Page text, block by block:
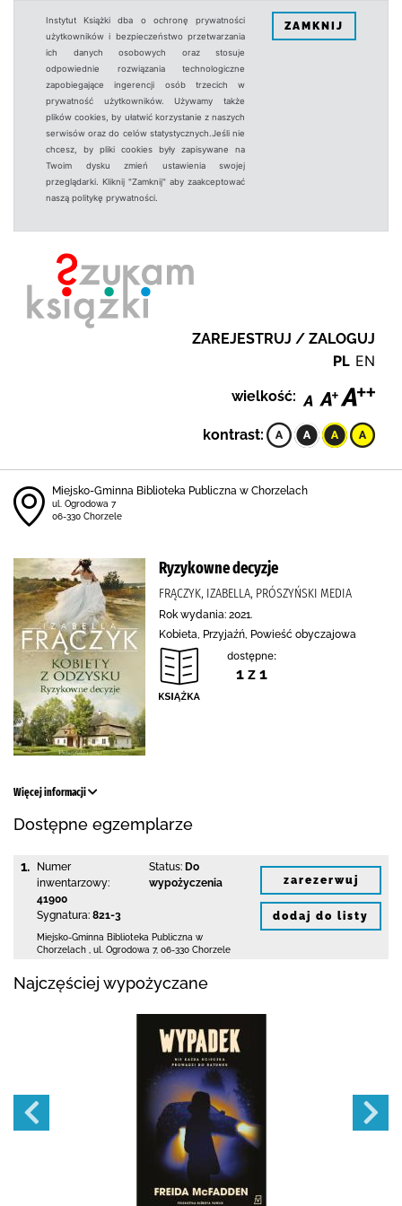
Instytut Książki dba o ochronę prywatności
użytkowników i bezpieczeństwo przetwarzania
ich danych osobowych oraz stosuje
odpowiednie rozwiązania technologiczne
zapobiegające ingerencji osób trzecich w
prywatność użytkowników. Używamy także
plików cookies, by ułatwić korzystanie z naszych
serwisów oraz do celów statystycznych.Jeśli nie
chcesz, by pliki cookies były zapisywane na
Twoim dysku zmień ustawienia swojej
przeglądarki. Kliknij "Zamknij" aby zaakceptować
naszą politykę prywatności.
ZAMKNIJ
ZAREJESTRUJ / ZALOGUJ
PL EN
wielkość:
kontrast:
Miejsko-Gminna Biblioteka Publiczna w Chorzelach
ul. Ogrodowa 7
06-330 Chorzele
Ryzykowne decyzje
FRĄCZYK, IZABELLA, PRÓSZYŃSKI MEDIA
Rok wydania: 2021.
Kobieta, Przyjaźń, Powieść obyczajowa
dostępne:
1 z 1
Więcej informacji
Dostępne egzemplarze
1.
Numer
inwentarzowy:
41900
Sygnatura: 821-3
Status: Do
wypożyczenia
Miejsko-Gminna Biblioteka Publiczna w
Chorzelach
ul. Ogrodowa 7, 06-330 Chorzele
zarezerwuj
dodaj do listy
Najczęściej wypożyczane